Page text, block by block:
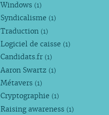
Windows (1)
Syndicalisme (1)
Traduction (1)
Logiciel de caisse (1)
Candidats.fr (1)
Aaron Swartz (1)
Métavers (1)
Cryptographie (1)
Raising awareness (1)